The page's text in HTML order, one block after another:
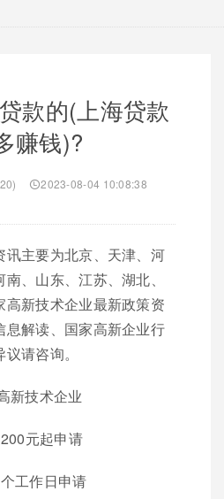
款的(上海贷款
赚钱)?
2023-08-04 10:08:38
讯主要为北京、天津、河
、山东、江苏、湖北、
新技术企业最新政策资
息解读、国家高新企业行
请咨询。
新技术企业
元起申请
工作日申请